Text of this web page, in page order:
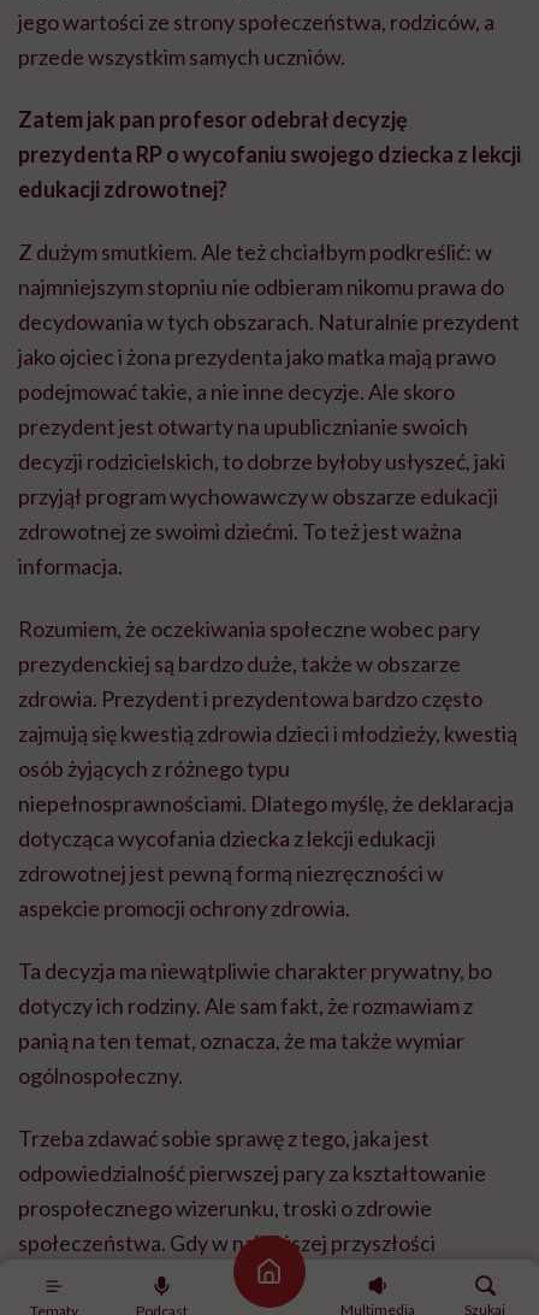
Tematy Podcast
Strona główna
Multimedia
Szukaj
jego wartości ze strony społeczeństwa, rodziców, a
przede wszystkim samych uczniów.
Zatem jak pan profesor odebrał decyzję
prezydenta RP o wycofaniu swojego dziecka z lekcji
edukacji zdrowotnej?
Z dużym smutkiem. Ale też chciałbym podkreślić: w
najmniejszym stopniu nie odbieram nikomu prawa do
decydowania w tych obszarach. Naturalnie prezydent
jako ojciec i żona prezydenta jako matka mają prawo
podejmować takie, a nie inne decyzje. Ale skoro
prezydent jest otwarty na upublicznianie swoich
decyzji rodzicielskich, to dobrze byłoby usłyszeć, jaki
przyjął program wychowawczy w obszarze edukacji
zdrowotnej ze swoimi dziećmi. To też jest ważna
informacja.
Rozumiem, że oczekiwania społeczne wobec pary
prezydenckiej są bardzo duże, także w obszarze
zdrowia. Prezydent i prezydentowa bardzo często
zajmują się kwestią zdrowia dzieci i młodzieży, kwestią
osób żyjących z różnego typu
niepełnosprawnościami. Dlatego myślę, że deklaracja
dotycząca wycofania dziecka z lekcji edukacji
zdrowotnej jest pewną formą niezręczności w
aspekcie promocji ochrony zdrowia.
Ta decyzja ma niewątpliwie charakter prywatny, bo
dotyczy ich rodziny. Ale sam fakt, że rozmawiam z
panią na ten temat, oznacza, że ma także wymiar
ogólnospołeczny.
Trzeba zdawać sobie sprawę z tego, jaka jest
odpowiedzialność pierwszej pary za kształtowanie
prospołecznego wizerunku, troski o zdrowie
społeczeństwa. Gdy w najbliższej przyszłości
prezydent czy prezydentowa będą udzielali swojego